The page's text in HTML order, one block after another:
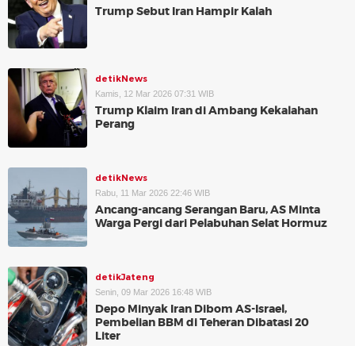
Trump Sebut Iran Hampir Kalah
detikNews
Kamis, 12 Mar 2026 07:31 WIB
Trump Klaim Iran di Ambang Kekalahan
Perang
detikNews
Rabu, 11 Mar 2026 22:46 WIB
Ancang-ancang Serangan Baru, AS Minta
Warga Pergi dari Pelabuhan Selat Hormuz
detikJateng
Senin, 09 Mar 2026 16:48 WIB
Depo Minyak Iran Dibom AS-Israel,
Pembelian BBM di Teheran Dibatasi 20
Liter